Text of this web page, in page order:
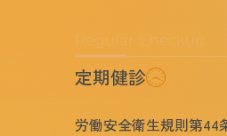
Regular Checkup
定期健診
労働安全衛生規則第44